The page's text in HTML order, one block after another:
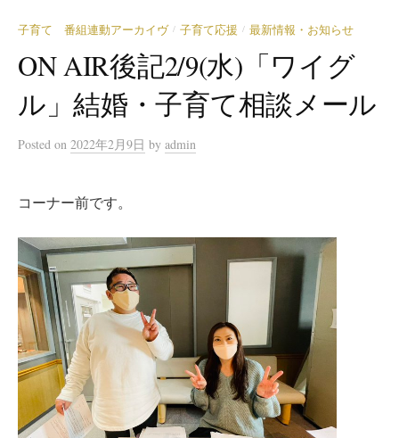
子育て 番組連動アーカイヴ / 子育て応援 / 最新情報・お知らせ
ON AIR後記2/9(水)「ワイグ
ル」結婚・子育て相談メール
Posted on 2022年2月9日 by admin
コーナー前です。